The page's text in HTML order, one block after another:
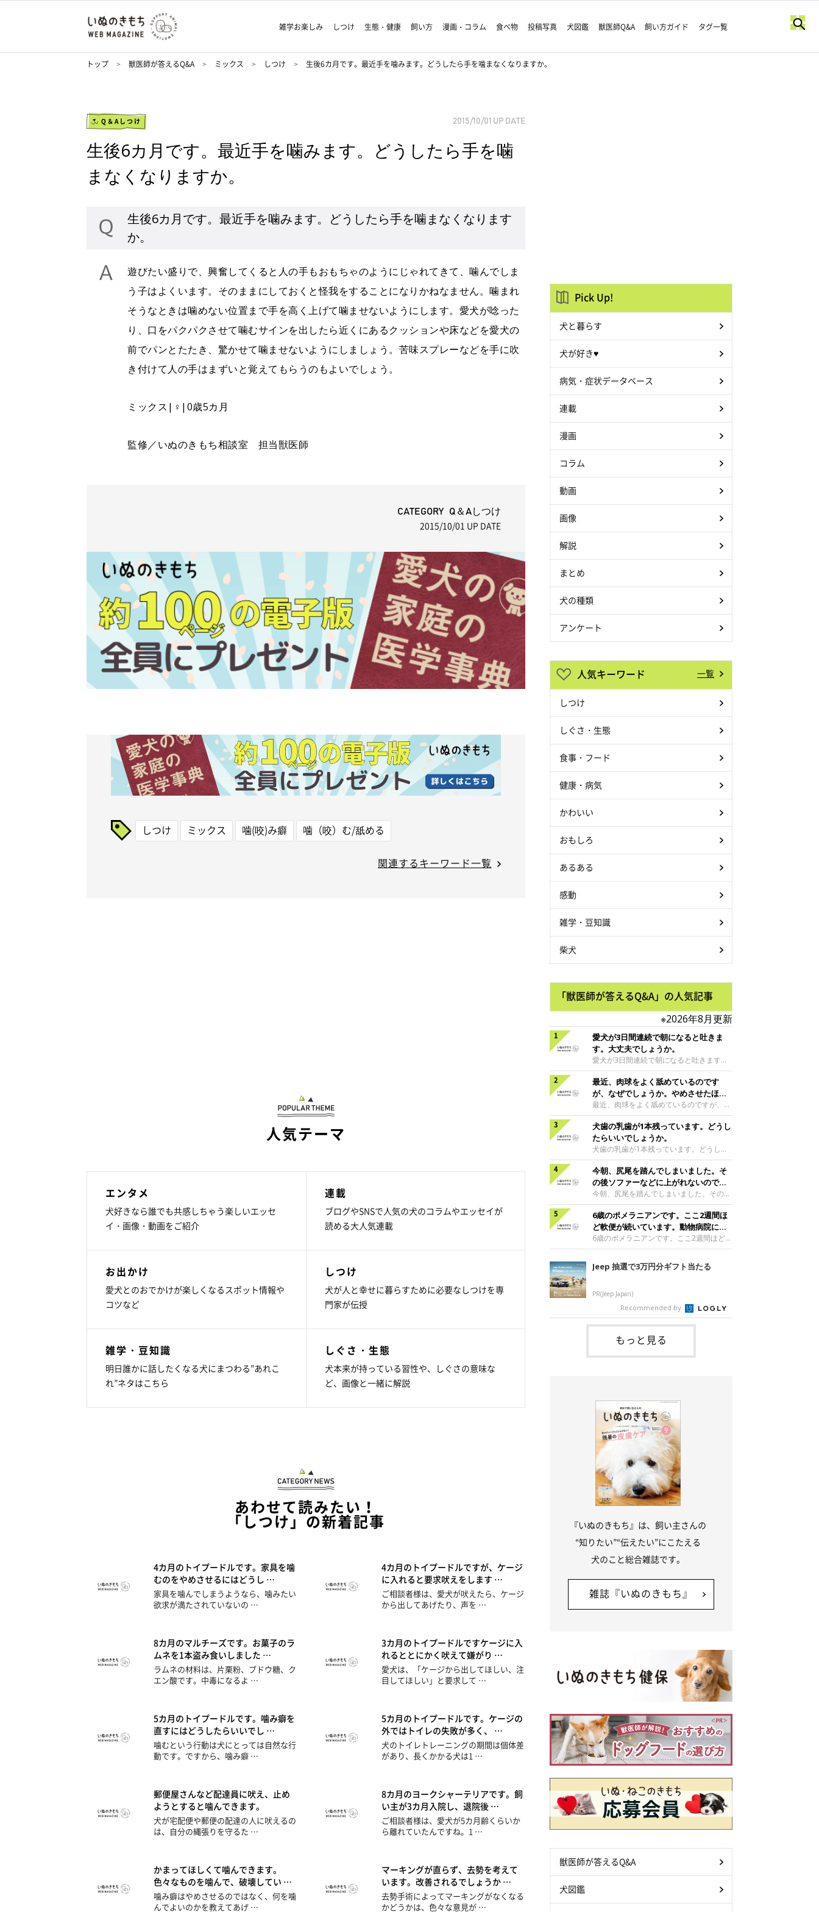
雑学お楽しみ しつけ 生態・健康 飼い方 漫画・コラム 食べ物 投稿写真 犬図鑑 獣医師Q&A 飼い方ガイド タグ一覧
トップ 獣医師が答えるQ&A ミックス しつけ 生後6カ月です。最近手を噛みます。どうしたら手を噛まなくなりますか。
Q＆Aしつけ 2015/10/01 UP DATE
生後6カ月です。最近手を噛みます。どうしたら手を噛
まなくなりますか。
生後6カ月です。最近手を噛みます。どうしたら手を噛まなくなります
か。
遊びたい盛りで、興奮してくると人の手もおもちゃのようにじゃれてきて、噛んでしま
う子はよくいます。そのままにしておくと怪我をすることになりかねなません。噛まれ
そうなときは噛めない位置まで手を高く上げて噛ませないようにします。愛犬が唸った
り、口をパクパクさせて噛むサインを出したら近くにあるクッションや床などを愛犬の
前でパンとたたき、驚かせて噛ませないようにしましょう。苦味スプレーなどを手に吹
き付けて人の手はまずいと覚えてもらうのもよいでしょう。
ミックス|♀|0歳5カ月
監修／いぬのきもち相談室 担当獣医師
CATEGORY Q＆Aしつけ
2015/10/01 UP DATE
しつけ ミックス 噛(咬)み癖 噛（咬）む/舐める
関連するキーワード一覧
人気テーマ
エンタメ
犬好きなら誰でも共感しちゃう楽しいエッセ
イ・画像・動画をご紹介
連載
ブログやSNSで人気の犬のコラムやエッセイが
読める大人気連載
お出かけ
愛犬とのおでかけが楽しくなるスポット情報や
コツなど
しつけ
犬が人と幸せに暮らすために必要なしつけを専
門家が伝授
雑学・豆知識
明日誰かに話したくなる犬にまつわる”あれこ
れ”ネタはこちら
しぐさ・生態
犬本来が持っている習性や、しぐさの意味な
ど、画像と一緒に解説
あわせて読みたい！
「しつけ」の新着記事
4カ月のトイプードルです。家具を噛
むのをやめさせるにはどうし …
家具を噛んでしまうようなら、噛みたい
欲求が満たされていないの …
4カ月のトイプードルですが、ケージ
に入れると要求吠えをします …
ご相談者様は、愛犬が吠えたら、ケージ
から出してあげたり、声を …
8カ月のマルチーズです。お菓子のラ
ムネを1本盗み食いしました …
ラムネの材料は、片栗粉、ブドウ糖、ク
エン酸です。中毒になるよ …
3カ月のトイプードルですケージに入
れるととにかく吠えて嫌がり …
愛犬は、「ケージから出してほしい、注
目してほしい」と要求して …
5カ月のトイプードルです。噛み癖を
直すにはどうしたらいいでし …
噛むという行動は犬にとっては自然な行
動です。ですから、噛み癖 …
5カ月のトイプードルです。ケージの
外ではトイレの失敗が多く、 …
犬のトイレトレーニングの期間は個体差
があり、長くかかる犬は1 …
郵便屋さんなど配達員に吠え、止め
ようとすると噛んできます。
犬が宅配便や郵便の配達の人に吠えるの
は、自分の縄張りを守るた …
8カ月のヨークシャーテリアです。飼
い主が3カ月入院し、退院後 …
ご相談者様は、愛犬が5カ月齢くらいか
ら離れていたんですね。1 …
かまってほしくて噛んできます。
色々なものを噛んで、破壊してい …
噛み癖はやめさせるのではなく、何を噛
んでよいのかを教えてあげ …
マーキングが直らず、去勢を考えて
います。改善されるでしょうか …
去勢手術によってマーキングがなくなる
かどうかは、色々な意見が …
Pick Up!
犬と暮らす
犬が好き♥
病気・症状データベース
連載
漫画
コラム
動画
画像
解説
まとめ
犬の種類
アンケート
人気キーワード 一覧
しつけ
しぐさ・生態
食事・フード
健康・病気
かわいい
おもしろ
あるある
感動
雑学・豆知識
柴犬
「獣医師が答えるQ&A」の人気記事
※2026年8月更新
愛犬が3日間連続で朝になると吐きま
す。大丈夫でしょうか。
愛犬が3日間連続で朝になると吐きます。
大丈夫でしょうか。朝吐いた後に何事もな
かったかのように元気で、ごはんを食べ普
段通りの様子であれば、おそらく空腹時嘔
吐症候群というお腹が空きすぎているため
に吐いてしまう症状だと思います。前日の
最後の食事から最も時間の空いてしまう朝
方、犬は空腹を感じ、そろそろごはんだと
いう感覚から、胃の中で胃酸が分泌されま
す。これが空腹の状態で過剰になると犬は
嘔吐して胃液のようなものを吐くことがあ
ります。この場合は、夜ごはんを少し遅く
したり、夜食分をとっておいて、寝る前に
与えたりして、
最近、肉球をよく舐めているのです
が、なぜでしょうか。やめさせたほう
がいいのでしょうか。
最近、肉球をよく舐めているのですが、な
ぜでしょうか。やめさせたほうがいいので
しょうか。犬は、暇なときやかまってほし
いようなときに肉球を舐める行動をするこ
とがあります。肉球を舐めている時間帯が
ひとりになっているときや夜寝る前であっ
たりはしませんか？ 犬は暇なときやスト
レスがたまったりすると、何かを噛んだり
舐めたりしたいという欲求が生まれます。
その対象が自分の肉球に向くということは
よくあります。こんな場合は愛犬の欲求を
しっかりと満たしてあげることが大切です
が、飼い主さんがかまってあげられないよ
うなときは、何
犬歯の乳歯が1本残っています。どうし
たらいいでしょうか。
犬歯の乳歯が1本残っています。どうした
らいいでしょうか。永久歯に生え変わって
も、乳歯が抜けずに残ってしまうことはよ
くあります。放っておくと歯と歯の間に汚
れがつきやすく歯肉炎の原因になってしま
うこともありますので、歯磨きをこまめに
しましょう。犬の場合残った乳歯を抜くに
は、全身麻酔をかけないと抜けません。多
くの場合は避妊や去勢手術の際に抜くこと
がほとんどです。チワワ|C|1歳1カ月監修
今朝、尻尾を踏んでしまいました。そ
の後ソファーなどに上がれないのです
が、大丈夫でしょうか。
今朝、尻尾を踏んでしまいました。その後
ソファーなどに上がれないのですが、大丈
夫でしょうか。尻尾は尾椎という骨が連続
しており、中に神経が通っています。当た
り前ですが踏んでしまうと痛みを感じま
す。腰椎からつながっているので、踏んだ
ときに引っ張ってしまったりすると腰椎に
も影響が生じる可能性もあります。もし歩
できなかったり、触ると痛がるなどの症状
が見られたら早めに動物病院で診察を受け
ましょう。高齢犬の場合運動能力の低下も
ありますので、若齢犬に比べてより症状が
重かったり、治療
6歳のポメラニアンです。ここ2週間ほ
ど軟便が続いています。動物病院に行
ったほうがよいですか。
6歳のポメラニアンです。ここ2週間ほど軟
便が続いています。動物病院に行ったほう
がよいですか。軟便になってしまったきっ
かけとしてフードやおやつを変えたり、環
たりがあるようでしたら、その点を改善し
てみましょう。それでも軟便に変化がなか
ったり、軟便の心当たりがなければ動物病
院で診てもらいましょう。まずは便を持参
して検査してもらうことをおすすめしま
す。ポメラニアン|♀|6歳11カ月監修／い
ぬのきもち相談室 担当獣医師
Jeep 抽選で3万円分ギフト当たる
PR(Jeep Japan)
Recommended by
もっと見る
『いぬのきもち』は、飼い主さんの
“知りたい”“伝えたい”にこたえる
犬のこと総合雑誌です。
雑誌『いぬのきもち』
獣医師が答えるQ&A
犬図鑑